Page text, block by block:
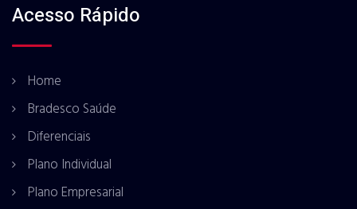
Acesso Rápido
Home
Bradesco Saúde
Diferenciais
Plano Individual
Plano Empresarial